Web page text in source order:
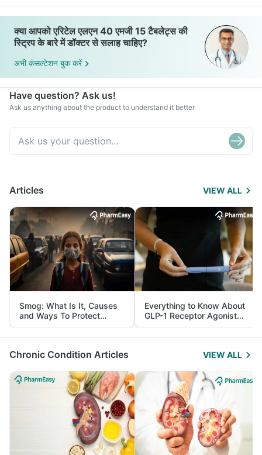
क्या आपको एरिटेल एलएन 40 एमजी 15 टैबलेट्स की
स्ट्रिप के बारे में डॉक्टर से सलाह चाहिए?
अभी कंसल्टेशन बुक करें
Have question? Ask us!
Ask us anything about the product to understand it better
Articles VIEW ALL
Smog: What Is It, Causes
and Ways To Protect
Yourself From It
Everything to Know About
GLP-1 Receptor Agonist
and Its Role in Weight
Management
Chronic Condition Articles VIEW ALL